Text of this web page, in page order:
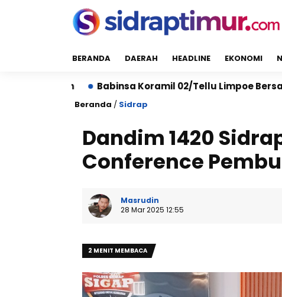
BERANDA DAERAH HEADLINE EKONOMI
Babinsa Koramil 02/Tellu Limpoe Bersama Warga
Beranda / Sidrap
Dandim 1420
Conference
Masrudin
28 Mar 2025 12:55
2 MENIT MEMBACA